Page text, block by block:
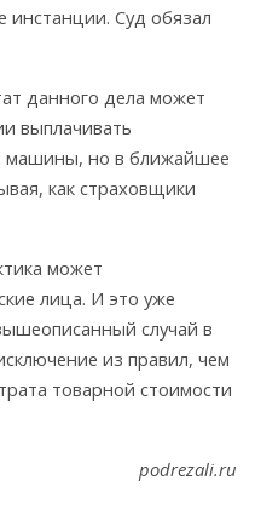
инстанции. Суд обязал
данного дела может
выплачивать
машины, но в ближайшее
как страховщики
может
лица. И это уже
случай в
из правил, чем
товарной стоимости
podrezali.ru